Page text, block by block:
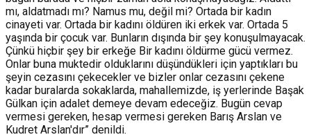
mı, aldatmadı mı? Namus mu, değil mi? Ortada bir kadın
cinayeti var. Ortada bir kadını öldüren iki erkek var. Ortada 5
yaşında bir çocuk var. Bunların dışında bir şey konuşulmayacak.
Çünkü hiçbir şey bir erkeğe Bir kadını öldürme gücü vermez.
Onlar buna muktedir olduklarını düşündükleri için yaptıkları bu
şeyin cezasını çekecekler ve bizler onlar cezasını çekene
kadar buralarda sokaklarda, mahallemizde, iş yerlerinde Başak
Gülkan için adalet demeye devam edeceğiz. Bugün cevap
vermesi gereken, hesap vermesi gereken Barış Arslan ve
Kudret Arslan'dır” denildi.